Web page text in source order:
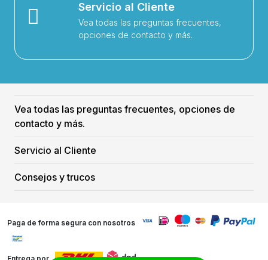
Servicio al Cliente
Vea todas las preguntas frecuentes,
opciones de contacto y más.
Vea todas las preguntas frecuentes, opciones de
contacto y más.
Servicio al Cliente
Consejos y trucos
Paga de forma segura con nosotros